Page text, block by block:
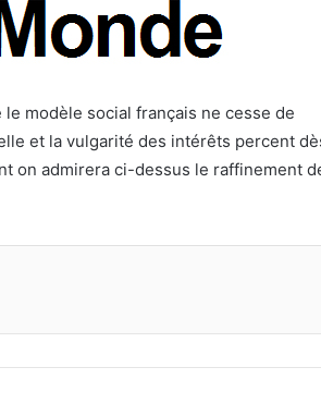
modèle social français ne cesse de
et la vulgarité des intérêts percent
on admirera ci-dessus le raffinement